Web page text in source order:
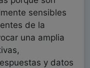
sensibles
de la
una amplia
y datos